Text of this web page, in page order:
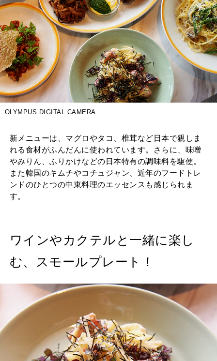
OLYMPUS DIGITAL CAMERA
新メニューは、マグロやタコ、椎茸など日本で親しま
れる食材がふんだんに使われています。さらに、味噌
やみりん、ふりかけなどの日本特有の調味料を駆使。
また韓国のキムチやコチュジャン、近年のフードトレ
ンドのひとつの中東料理のエッセンスも感じられま
す。
ワインやカクテルと一緒に楽し
む、スモールプレート！